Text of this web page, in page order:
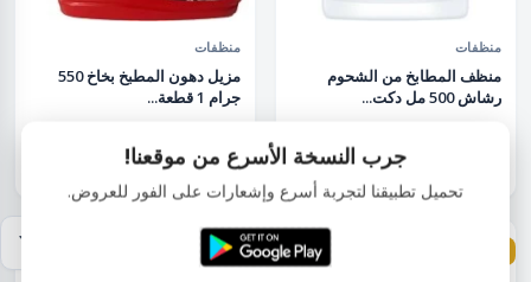
منظفات
منظف المطابخ من الشحوم
رشاش 500 مل دكت...
EGP722.00 EGP535.00
منظفات
مزيل دهون المطبخ بخاخ 550
جرام 1 قطعة...
EGP101.00 EGP75.00
26% الخصم
جرب النسخة الأسرع من موقعنا!
تحميل تطبيقنا لتجربة أسرع وإشعارات على الفور للعروض.